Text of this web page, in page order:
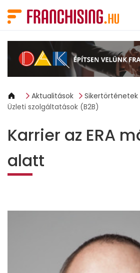
Aktualitások
Sikertörténetek
Üzleti szolgáltatások (B2B)
Karrier az ERA
alatt